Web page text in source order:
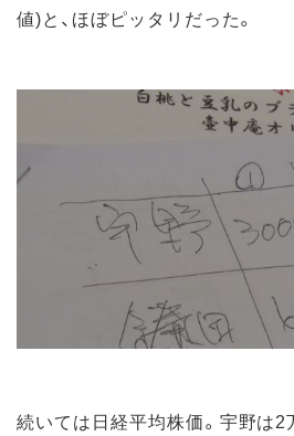
値)と、ほぼピッタリだった。
続いては日経平均株価。宇野は